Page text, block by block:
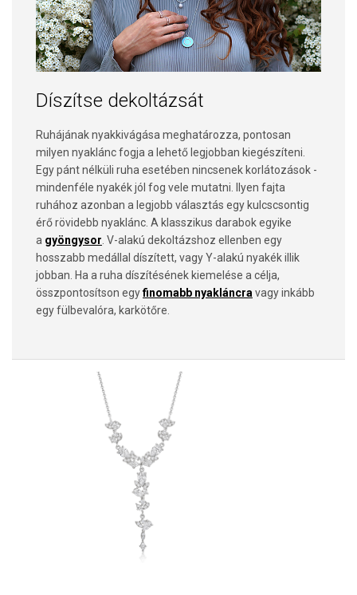
Díszítse dekoltázsát
Ruhájának nyakkivágása meghatározza, pontosan
milyen nyaklánc fogja a lehető legjobban kiegészíteni.
Egy pánt nélküli ruha esetében nincsenek korlátozások -
mindenféle nyakék jól fog vele mutatni. Ilyen fajta
ruhához azonban a legjobb választás egy kulcscsontig
érő rövidebb nyaklánc. A klasszikus darabok egyike
a gyöngysor. V-alakú dekoltázshoz ellenben egy
hosszabb medállal díszített, vagy Y-alakú nyakék illik
jobban. Ha a ruha díszítésének kiemelése a célja,
összpontosítson egyfinomabb nyakláncravagy inkább
egy fülbevalóra, karkötőre.